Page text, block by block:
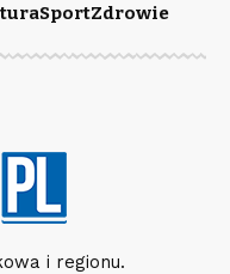
SportZdrowie
i regionu.